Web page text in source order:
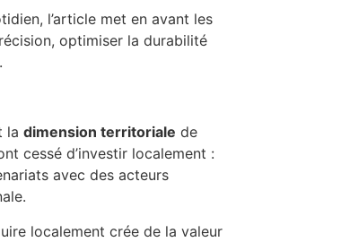
l’article met en avant les
optimiser la durabilité
la dimension territoriale de
cessé d’investir localement :
avec des acteurs
localement crée de la valeur